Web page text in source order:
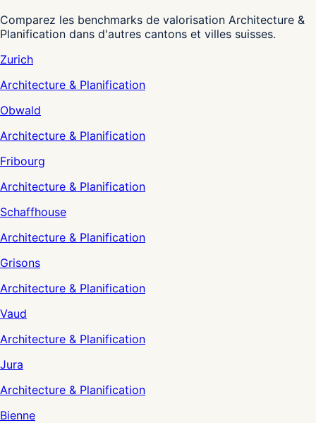
Comparez les benchmarks de valorisation Architecture &
Planification dans d'autres cantons et villes suisses.
Zurich
Architecture & Planification
Obwald
Architecture & Planification
Fribourg
Architecture & Planification
Schaffhouse
Architecture & Planification
Grisons
Architecture & Planification
Vaud
Architecture & Planification
Jura
Architecture & Planification
Bienne